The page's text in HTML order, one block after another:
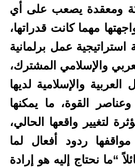
ومعقدة يصعب على أي
مهما كانت قدراتها،
استراتيجية عمل برلمانية
والإسلامي المشترك،
والإسلامية لديها
القوة، ما يمكنها
لتغيير واقعها الحالي،
ردود أفعال لما
“ما نحتاج إليه هو إرادة